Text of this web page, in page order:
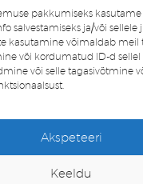
pakkumiseks
salvestamiseks ja/või sellele
kasutamine võimaldab meil
või kordumatud ID-d sellel
või selle tagasivõtmine
Akspeteeri
Keeldu
konto